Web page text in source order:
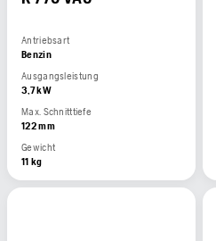
Antriebsart
Benzin
Ausgangsleistung
3,7 kW
Max. Schnitttiefe
122 mm
Gewicht
11 kg